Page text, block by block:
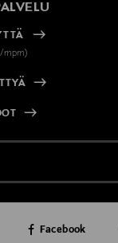
mpm)
Facebook